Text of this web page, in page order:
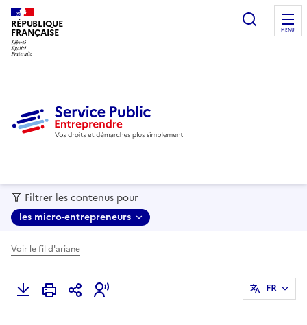
RÉPUBLIQUE
FRANÇAISE MENU
Filtrer les contenus pour
les micro-entrepreneurs
Voir le fil d'ariane
FR